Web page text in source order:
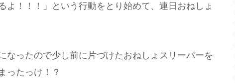
よ！！！」という行動をとり始めて、連日おねしょ
なったので少し前に片づけたおねしょスリーパーを
ったっけ！？